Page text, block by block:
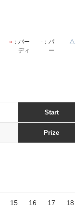
○：バー
ディ
- ：パ
ー
△
Start
Prize
15 16 17 18